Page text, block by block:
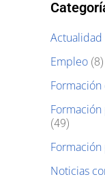
Empleo (8)
(49)
Noticias